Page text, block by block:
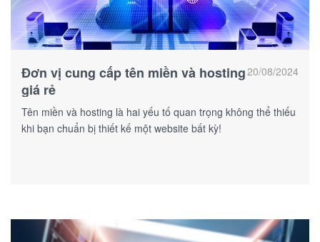
20/08/2024
Đơn vị cung cấp tên miền và hosting
giá rẻ
Tên miền và hosting là hai yếu tố quan trọng không thể thiếu
khi bạn chuẩn bị thiết kế một website bất kỳ!